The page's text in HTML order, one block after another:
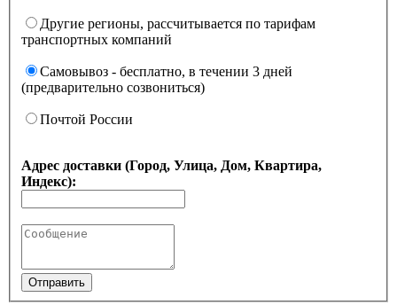
Другие регионы, рассчитывается по тарифам
транспортных компаний
Самовывоз - бесплатно, в течении 3 дней
(предварительно созвониться)
Почтой России
Адрес доставки (Город, Улица, Дом, Квартира,
Индекс):
Отправить